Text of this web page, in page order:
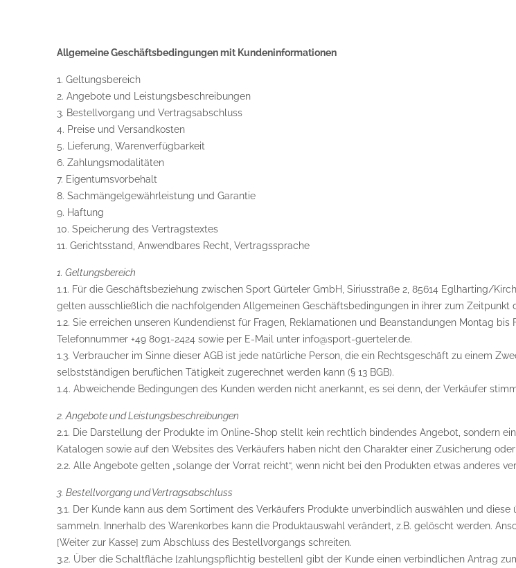
Allgemeine Geschäftsbedingungen mit Kundeninformationen
1. Geltungsbereich
2. Angebote und Leistungsbeschreibungen
3. Bestellvorgang und Vertragsabschluss
4. Preise und Versandkosten
5. Lieferung, Warenverfügbarkeit
6. Zahlungsmodalitäten
7. Eigentumsvorbehalt
8. Sachmängelgewährleistung und Garantie
9. Haftung
10. Speicherung des Vertragstextes
11. Gerichtsstand, Anwendbares Recht, Vertragssprache
1. Geltungsbereich
1.1. Für die Geschäftsbeziehung zwischen Sport Gürteler GmbH, Siriusstraße 2, 85614 Eglharting/
gelten ausschließlich die nachfolgenden Allgemeinen Geschäftsbedingungen in ihrer zum Zeitpunkt
1.2. Sie erreichen unseren Kundendienst für Fragen, Reklamationen und Beanstandungen Montag
Telefonnummer +49 8091-2424 sowie per E-Mail unter info@sport-guerteler.de.
1.3. Verbraucher im Sinne dieser AGB ist jede natürliche Person, die ein Rechtsgeschäft zu einem
selbstständigen beruflichen Tätigkeit zugerechnet werden kann (§ 13 BGB).
1.4. Abweichende Bedingungen des Kunden werden nicht anerkannt, es sei denn, der Verkäufer
2. Angebote und Leistungsbeschreibungen
2.1. Die Darstellung der Produkte im Online-Shop stellt kein rechtlich bindendes Angebot, sondern
Katalogen sowie auf den Websites des Verkäufers haben nicht den Charakter einer Zusicherung oder
2.2. Alle Angebote gelten „solange der Vorrat reicht“, wenn nicht bei den Produkten etwas anderes
3. Bestellvorgang und Vertragsabschluss
3.1. Der Kunde kann aus dem Sortiment des Verkäufers Produkte unverbindlich auswählen und
sammeln. Innerhalb des Warenkorbes kann die Produktauswahl verändert, z.B. gelöscht werden.
[Weiter zur Kasse] zum Abschluss des Bestellvorgangs schreiten.
3.2. Über die Schaltfläche [zahlungspflichtig bestellen] gibt der Kunde einen verbindlichen Antrag